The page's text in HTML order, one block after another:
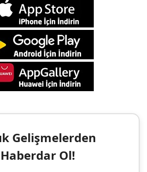
Gelişmelerden
Haberdar Ol!